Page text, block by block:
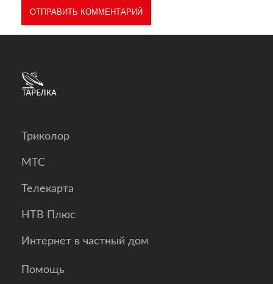
Триколор
МТС
Телекарта
НТВ Плюс
Интернет в частный дом
Помощь